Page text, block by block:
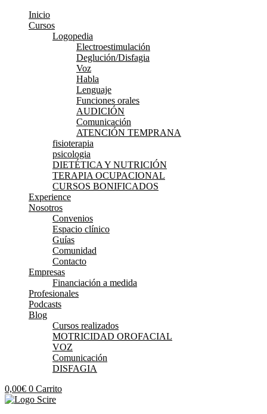
Inicio
Cursos
Logopedia
Electroestimulación
Deglución/Disfagia
Voz
Habla
Lenguaje
Funciones orales
AUDICIÓN
Comunicación
ATENCIÓN TEMPRANA
fisioterapia
psicologia
DIETÉTICA Y NUTRICIÓN
TERAPIA OCUPACIONAL
CURSOS BONIFICADOS
Experience
Nosotros
Convenios
Espacio clínico
Guías
Comunidad
Contacto
Empresas
Financiación a medida
Profesionales
Podcasts
Blog
Cursos realizados
MOTRICIDAD OROFACIAL
VOZ
Comunicación
DISFAGIA
0,00€ 0 Carrito